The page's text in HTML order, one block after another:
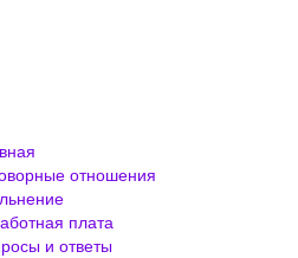
отношения
плата
и ответы